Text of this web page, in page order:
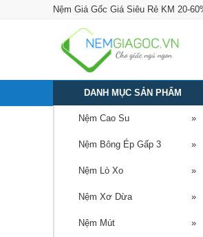
Nệm Giá Gốc Giá Siêu Rẻ KM 20-
DANH MỤC SẢN PHẨM
Nệm Cao Su
Nệm Bông Ép Gấp 3
Nệm Lò Xo
Nệm Xơ Dừa
Nệm Mút